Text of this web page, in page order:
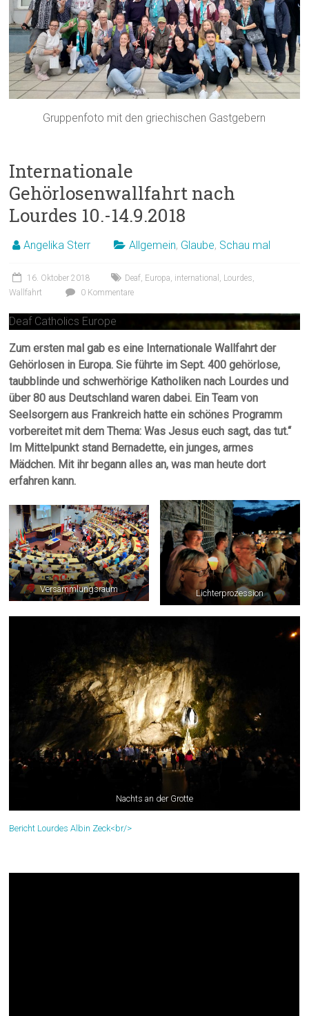
Gruppenfoto mit den griechischen Gastgebern
Internationale
Gehörlosenwallfahrt nach
Lourdes 10.-14.9.2018
Angelika Sterr Allgemein, Glaube, Schau mal
16. Oktober 2018 Deaf, Europa, international , Lourdes,
Wallfahrt
0 Kommentare
Deaf Catholics Europe
Zum ersten mal gab es eine Internationale Wallfahrt der
Gehörlosen in Europa. Sie führte im Sept. 400 gehörlose,
taubblinde und schwerhörige Katholiken nach Lourdes und
über 80 aus Deutschland waren dabei. Ein Team von
Seelsorgern aus Frankreich hatte ein schönes Programm
vorbereitet mit dem Thema: Was Jesus euch sagt, das tut.“
Im Mittelpunkt stand Bernadette, ein junges, armes
Mädchen. Mit ihr begann alles an, was man heute dort
erfahren kann.
Versammlungsraum Lichterprozession
Nachts an der Grotte
Bericht Lourdes Albin Zeck<br/>